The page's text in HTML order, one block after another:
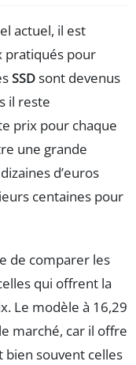
actuel, il est
pratiqués pour
SSDsont devenus
il reste
prix pour chaque
une grande
d’euros
centaines pour
de comparer les
qui offrent la
Le modèle à 16,29
marché, car il offre
bien souvent celles